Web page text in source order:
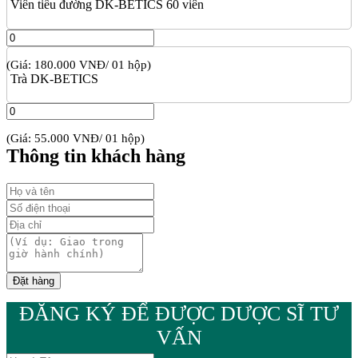
Viên tiểu đường DK-BETICS 60 viên
(Giá: 180.000 VNĐ/ 01 hộp)
Trà DK-BETICS
(Giá: 55.000 VNĐ/ 01 hộp)
Thông tin khách hàng
ĐĂNG KÝ ĐỂ ĐƯỢC DƯỢC SĨ TƯ
VẤN